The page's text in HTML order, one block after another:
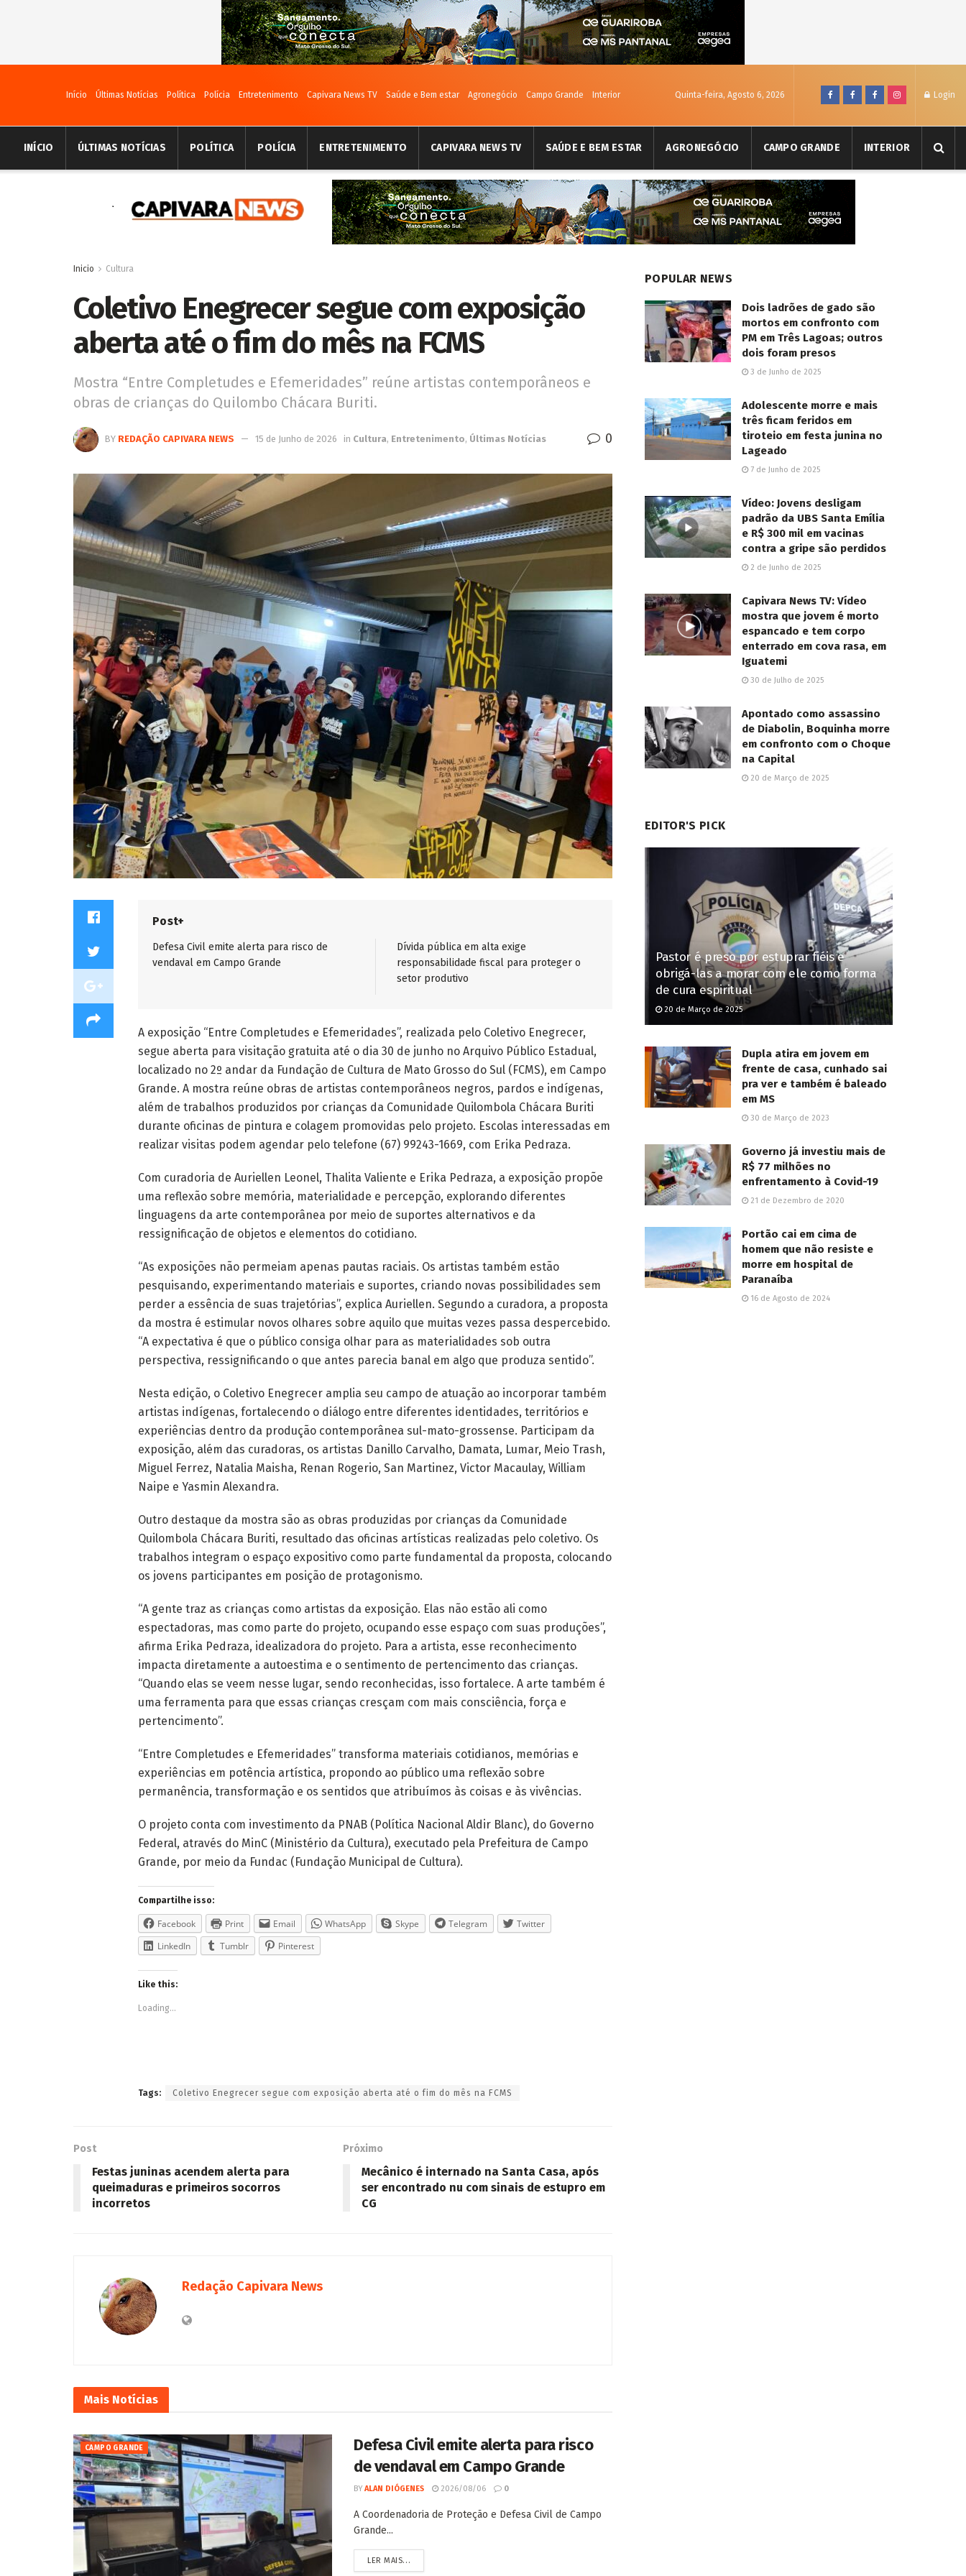
Início Últimas Notícias Política Polícia Entretenimento Capivara News TV Saúde e Bem estar Agronegócio Campo Grande Interior Quinta-feira, Agosto 6, 2026 Login
INÍCIO ÚLTIMAS NOTÍCIAS POLÍTICA POLÍCIA ENTRETENIMENTO CAPIVARA NEWS TV SAÚDE E BEM ESTAR AGRONEGÓCIO CAMPO GRANDE INTERIOR
Inicio Cultura
Coletivo Enegrecer segue com exposição
aberta até o fim do mês na FCMS
Mostra “Entre Completudes e Efemeridades” reúne artistas contemporâneos e
obras de crianças do Quilombo Chácara Buriti.
BY REDAÇÃO CAPIVARA NEWS 15 de Junho de 2026 in Cultura, Entretenimento, Últimas Notícias 0
Post+
Defesa Civil emite alerta para risco de
vendaval em Campo Grande
Dívida pública em alta exige
responsabilidade fiscal para proteger o
setor produtivo
A exposição “Entre Completudes e Efemeridades”, realizada pelo Coletivo Enegrecer,
segue aberta para visitação gratuita até o dia 30 de junho no Arquivo Público Estadual,
localizado no 2º andar da Fundação de Cultura de Mato Grosso do Sul (FCMS), em Campo
Grande. A mostra reúne obras de artistas contemporâneos negros, pardos e indígenas,
além de trabalhos produzidos por crianças da Comunidade Quilombola Chácara Buriti
durante oficinas de pintura e colagem promovidas pelo projeto. Escolas interessadas em
realizar visitas podem agendar pelo telefone (67) 99243-1669, com Erika Pedraza.
Com curadoria de Auriellen Leonel, Thalita Valiente e Erika Pedraza, a exposição propõe
uma reflexão sobre memória, materialidade e percepção, explorando diferentes
linguagens da arte contemporânea por meio de suportes alternativos e da
ressignificação de objetos e elementos do cotidiano.
“As exposições não permeiam apenas pautas raciais. Os artistas também estão
pesquisando, experimentando materiais e suportes, criando novas possibilidades sem
perder a essência de suas trajetórias”, explica Auriellen. Segundo a curadora, a proposta
da mostra é estimular novos olhares sobre aquilo que muitas vezes passa despercebido.
“A expectativa é que o público consiga olhar para as materialidades sob outra
perspectiva, ressignificando o que antes parecia banal em algo que produza sentido”.
Nesta edição, o Coletivo Enegrecer amplia seu campo de atuação ao incorporar também
artistas indígenas, fortalecendo o diálogo entre diferentes identidades, territórios e
experiências dentro da produção contemporânea sul-mato-grossense. Participam da
exposição, além das curadoras, os artistas Danillo Carvalho, Damata, Lumar, Meio Trash,
Miguel Ferrez, Natalia Maisha, Renan Rogerio, San Martinez, Victor Macaulay, William
Naipe e Yasmin Alexandra.
Outro destaque da mostra são as obras produzidas por crianças da Comunidade
Quilombola Chácara Buriti, resultado das oficinas artísticas realizadas pelo coletivo. Os
trabalhos integram o espaço expositivo como parte fundamental da proposta, colocando
os jovens participantes em posição de protagonismo.
“A gente traz as crianças como artistas da exposição. Elas não estão ali como
espectadoras, mas como parte do projeto, ocupando esse espaço com suas produções”,
afirma Erika Pedraza, idealizadora do projeto. Para a artista, esse reconhecimento
impacta diretamente a autoestima e o sentimento de pertencimento das crianças.
“Quando elas se veem nesse lugar, sendo reconhecidas, isso fortalece. A arte também é
uma ferramenta para que essas crianças cresçam com mais consciência, força e
pertencimento”.
“Entre Completudes e Efemeridades” transforma materiais cotidianos, memórias e
experiências em potência artística, propondo ao público uma reflexão sobre
permanência, transformação e os sentidos que atribuímos às coisas e às vivências.
O projeto conta com investimento da PNAB (Política Nacional Aldir Blanc), do Governo
Federal, através do MinC (Ministério da Cultura), executado pela Prefeitura de Campo
Grande, por meio da Fundac (Fundação Municipal de Cultura).
Compartilhe isso:
Facebook Print Email WhatsApp Skype Telegram
Twitter
LinkedIn
Tumblr Pinterest
Like this:
Loading...
Tags: Coletivo Enegrecer segue com exposição aberta até o fim do mês na FCMS
Post
Festas juninas acendem alerta para
queimaduras e primeiros socorros
incorretos
Próximo
Mecânico é internado na Santa Casa, após
ser encontrado nu com sinais de estupro em
CG
Redação Capivara News
Mais Notícias
CAMPO GRANDE
Defesa Civil emite alerta para risco
de vendaval em Campo Grande
BY ALAN DIÓGENES 2026/08/06 0
A Coordenadoria de Proteção e Defesa Civil de Campo
Grande...
LER MAIS...
POPULAR NEWS
Dois ladrões de gado são
mortos em confronto com
PM em Três Lagoas; outros
dois foram presos
3 de Junho de 2025
Adolescente morre e mais
três ficam feridos em
tiroteio em festa junina no
Lageado
7 de Junho de 2025
Vídeo: Jovens desligam
padrão da UBS Santa Emília
e R$ 300 mil em vacinas
contra a gripe são perdidos
2 de Junho de 2025
Capivara News TV: Vídeo
mostra que jovem é morto
espancado e tem corpo
enterrado em cova rasa, em
Iguatemi
30 de Julho de 2025
Apontado como assassino
de Diabolin, Boquinha morre
em confronto com o Choque
na Capital
20 de Março de 2025
EDITOR'S PICK
Pastor é preso por estuprar fiéis e
obrigá-las a morar com ele como forma
de cura espiritual
20 de Março de 2025
Dupla atira em jovem em
frente de casa, cunhado sai
pra ver e também é baleado
em MS
30 de Março de 2023
Governo já investiu mais de
R$ 77 milhões no
enfrentamento à Covid-19
21 de Dezembro de 2020
Portão cai em cima de
homem que não resiste e
morre em hospital de
Paranaíba
16 de Agosto de 2024